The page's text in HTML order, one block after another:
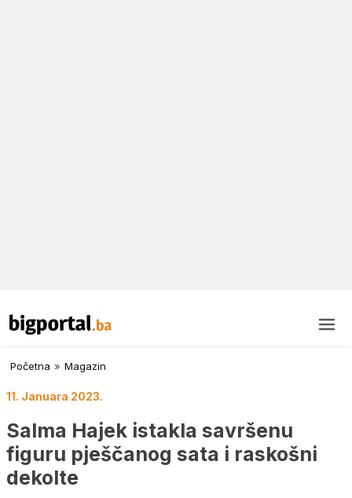
Početna » Magazin
11. Januara 2023.
Salma Hajek istakla savršenu
figuru pješčanog sata i raskošni
dekolte